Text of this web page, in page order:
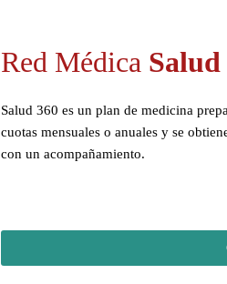
Red Médica Salud
Salud 360 es un plan de medicina
cuotas mensuales o anuales y se
con un acompañamiento.